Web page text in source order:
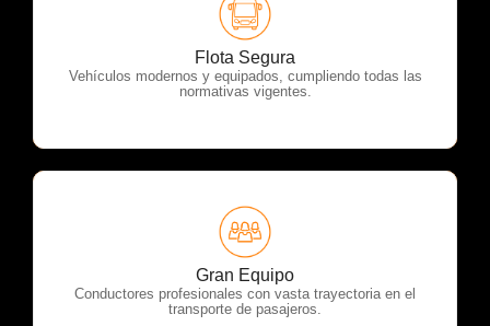
Flota Segura
Vehículos modernos y equipados, cumpliendo todas las
normativas vigentes.
OTP Servicios
Gran Equipo
Conductores profesionales con vasta trayectoria en el
transporte de pasajeros.
OTP Servicios